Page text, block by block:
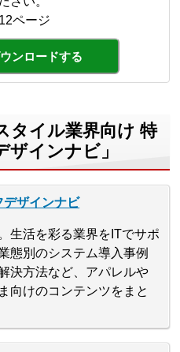
ページ
ンロードする
タイル業界向け 特
インナビ」
デザインナビ
生活を彩る業界をITでサポ
態別のシステム導入事例
決方法など、アパレルや
向けのコンテンツをまと